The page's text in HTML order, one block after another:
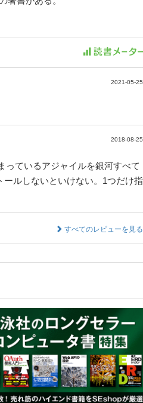
2021-05-25
2018-08-25
っているアジャイルを銀河すべて
ルしないといけない。1つだけ指
すべてのレビューを見る